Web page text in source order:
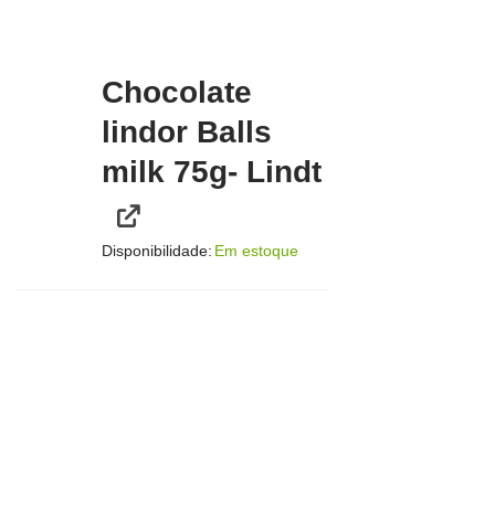
Chocolate
lindor Balls
milk 75g- Lindt
Disponibilidade: Em estoque